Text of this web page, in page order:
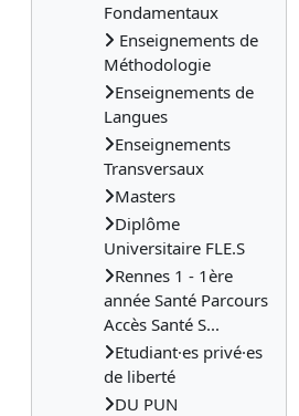
Fondamentaux
Enseignements de
Méthodologie
Enseignements de
Langues
Enseignements
Transversaux
Masters
Diplôme
Universitaire FLE.S
Rennes 1 - 1ère
année Santé Parcours
Accès Santé S...
Etudiant·es privé·es
de liberté
DU PUN